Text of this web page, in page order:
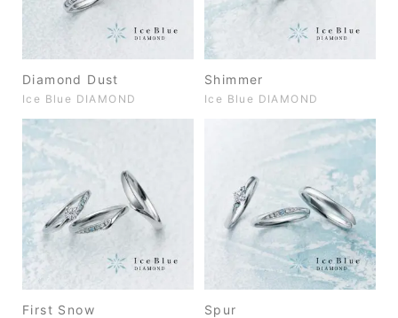
Diamond Dust
Ice Blue DIAMOND
Shimmer
Ice Blue DIAMOND
First Snow Spur